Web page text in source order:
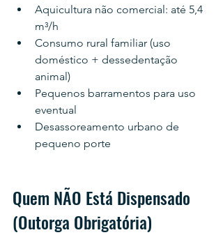
Aquicultura não comercial: até 5,4
m³/h
Consumo rural familiar (uso
doméstico + dessedentação
animal)
Pequenos barramentos para uso
eventual
Desassoreamento urbano de
pequeno porte
Quem NÃO Está Dispensado
(Outorga Obrigatória)